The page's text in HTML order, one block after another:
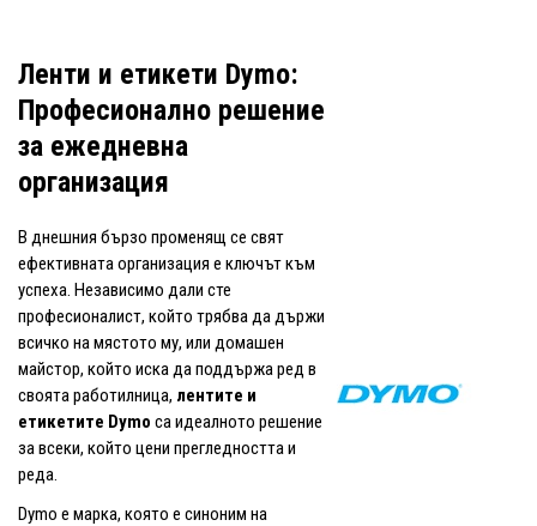
Ленти и етикети Dymo:
Професионално решение
за ежедневна
организация
В днешния бързо променящ се свят
ефективната организация е ключът към
успеха. Независимо дали сте
професионалист, който трябва да държи
всичко на мястото му, или домашен
майстор, който иска да поддържа ред в
своята работилница, лентите и
етикетите Dymo са идеалното решение
за всеки, който цени прегледността и
реда.
Dymo е марка, която е синоним на